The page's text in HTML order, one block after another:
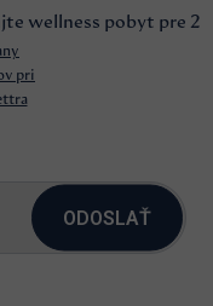
wellness pobyt pre 2
pri
ODOSLAŤ